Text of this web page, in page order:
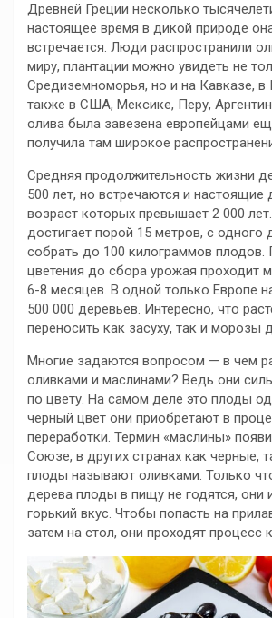
Древней Греции несколько
настоящее время в дикой природе
встречается. Люди распространили
миру, плантации можно увидеть не
Средиземноморья, но и на Кавказе, в
также в США, Мексике, Перу,
олива была завезена европейцами
получила там широкое
Средняя продолжительность жизни
500 лет, но встречаются и настоящие
возраст которых превышает 2 000
достигает порой 15 метров, с одного
собрать до 100 килограммов плодов.
цветения до сбора урожая проходит
6-8 месяцев. В одной только Европе
500 000 деревьев. Интересно, что
переносить как засуху, так и морозы
Многие задаются вопросом — в чем
оливками и маслинами? Ведь они
по цвету. На самом деле это плоды
черный цвет они приобретают в
переработки. Термин «маслины»
Союзе, в других странах как черные,
плоды называют оливками. Только
дерева плоды в пищу не годятся,
горький вкус. Чтобы попасть на
затем на стол, они проходят процесс